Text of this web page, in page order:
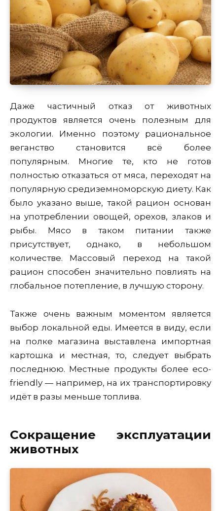
Даже частичный отказ от животных
продуктов является очень полезным для
экологии. Именно поэтому рациональное
веганство становится всё более
популярным. Многие те, кто не готов
полностью отказаться от мяса, переходят на
популярную средиземноморскую диету. Как
было указано выше, такой рацион основан
на употреблении овощей, орехов, злаков и
рыбы. Мясо в таком питании также
присутствует, однако, в небольшом
количестве. Массовый переход на такой
рацион способен значительно повлиять на
глобальное потепление, в лучшую сторону.
Также очень важным моментом является
выбор локальной еды. Имеется в виду, если
на полке магазина выставлена импортная
картошка и местная, то, следует выбрать
последнюю. Местные продукты более eco-
friendly — например, на их транспортировку
идёт в разы меньше топлива.
Сокращение эксплуатации
животных